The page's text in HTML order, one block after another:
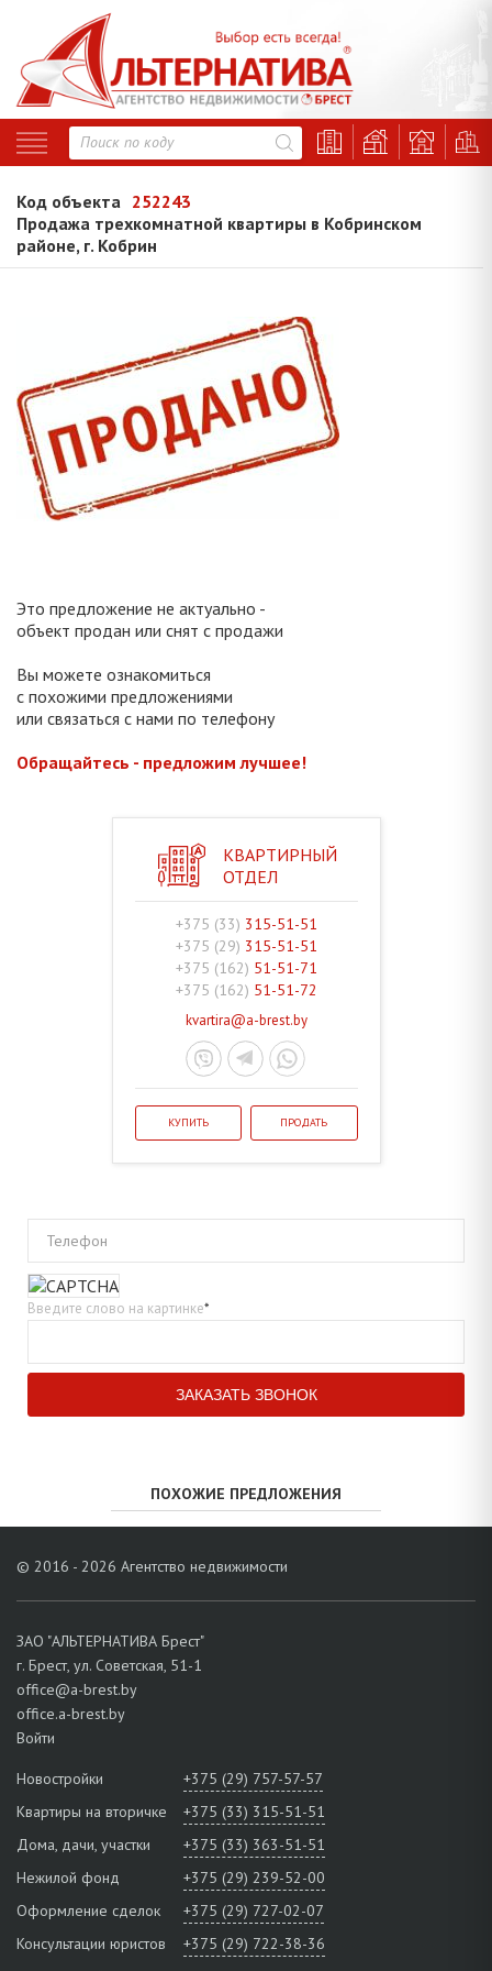
Код объекта 252243
Продажа трехкомнатной квартиры в Кобринском
районе, г. Кобрин
Это предложение не актуально -
объект продан или снят с продажи
Вы можете ознакомиться
с похожими предложениями
или связаться с нами по телефону
Обращайтесь - предложим лучшее!
КВАРТИРНЫЙ
ОТДЕЛ
+375 (33) 315-51-51
+375 (29) 315-51-51
+375 (162) 51-51-71
+375 (162) 51-51-72
kvartira@a-brest.by
КУПИТЬ ПРОДАТЬ
Телефон
Введите слово на картинке*
ПОХОЖИЕ ПРЕДЛОЖЕНИЯ
© 2016 - 2026 Агентство недвижимости
ЗАО "АЛЬТЕРНАТИВА Брест"
г. Брест, ул. Советская, 51-1
office@a-brest.by
office.a-brest.by
Войти
Новостройки
+375 (29) 757-57-57
Квартиры на вторичке
+375 (33) 315-51-51
Дома, дачи, участки
+375 (33) 363-51-51
Нежилой фонд
+375 (29) 239-52-00
Оформление сделок
+375 (29) 727-02-07
Консультации юристов
+375 (29) 722-38-36